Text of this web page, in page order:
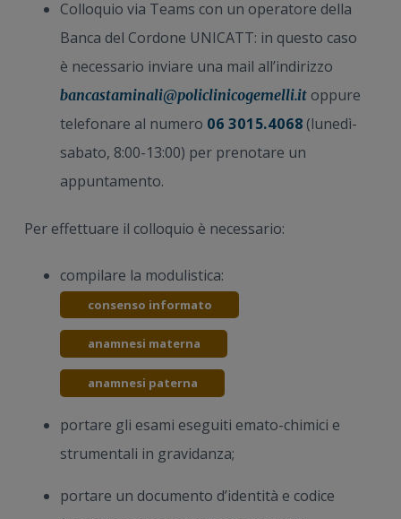
Colloquio via Teams con un operatore della
Banca del Cordone UNICATT: in questo caso
è necessario inviare una mail all’indirizzo
bancastaminali@policlinicogemelli.itoppure
telefonare al numero 06 3015.4068 (lunedì-
sabato, 8:00-13:00) per prenotare un
appuntamento.
Per effettuare il colloquio è necessario:
compilare la modulistica:
consenso informato
anamnesi materna
anamnesi paterna
portare gli esami eseguiti emato-chimici e
strumentali in gravidanza;
portare un documento d’identità e codice